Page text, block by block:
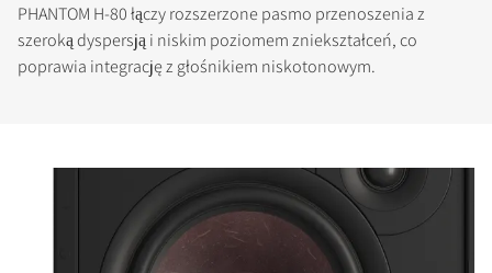
PHANTOM H-80 łączy rozszerzone pasmo przenoszenia z
szeroką dyspersją i niskim poziomem zniekształceń, co
poprawia integrację z głośnikiem niskotonowym.